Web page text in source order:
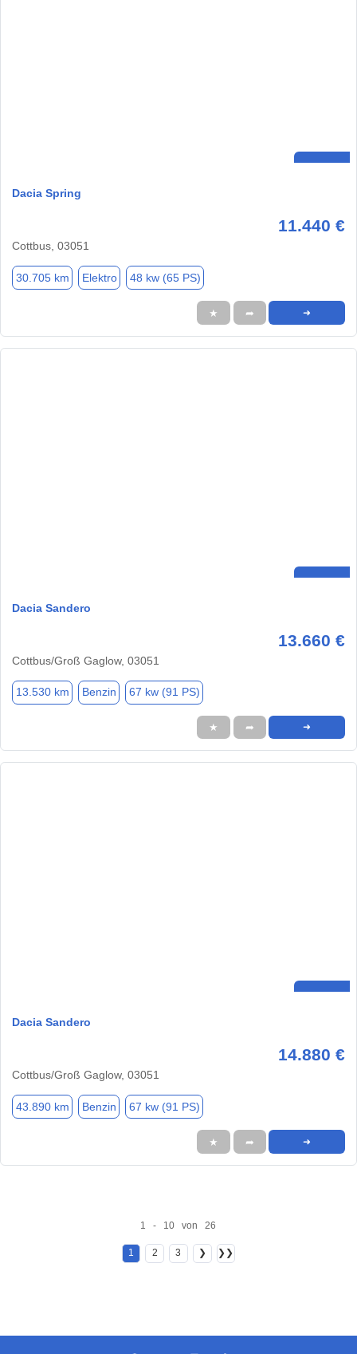
Dacia Spring
11.440 €
Cottbus, 03051
30.705 km Elektro 48 kw (65 PS)
★ ➦ ➜
Dacia Sandero
13.660 €
Cottbus/Groß Gaglow, 03051
13.530 km Benzin 67 kw (91 PS)
★ ➦ ➜
Dacia Sandero
14.880 €
Cottbus/Groß Gaglow, 03051
43.890 km Benzin 67 kw (91 PS)
★ ➦ ➜
1 - 10 von 26
1 2 3 ❯ ❯❯